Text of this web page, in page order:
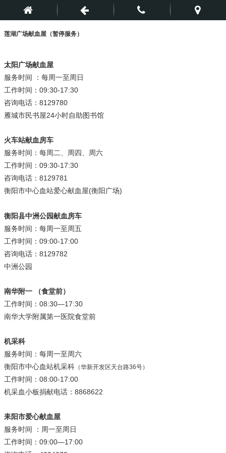
莲湖广场献血屋 （暂停服务）
太阳广场献血屋
服务时间 ：每周一至周日
工作时间：09:30-17:30
咨询电话：8129780
雁城市民书屋24小时自助图书馆
火车站献血房车
服务时间：每周二、周四、周六
工作时间：09:30-17:30
咨询电话：8129781
衡阳市中心血站爱心献血屋(衡阳广场)
衡阳县中洲公园献血房车
服务时间：每周一至周五
工作时间：09:00-17:00
咨询电话：8129782
中洲公园
南华附一 （食堂前）
工作时间：08:30—17:30
南华大学附属第一医院食堂前
机采科
服务时间：每周一至周六
衡阳市中心血站机采科 （华新开发区天台路36号）
工作时间：08:00-17:00
机采血小板捐献电话：8868622
耒阳市爱心献血屋
服务时间 ：周一至周日
工作时间：09:00—17:00